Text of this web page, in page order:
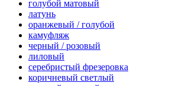
голубой матовый
латунь
оранжевый / голубой
камуфляж
черный / розовый
лиловый
серебристый фрезеровка
коричневый светлый